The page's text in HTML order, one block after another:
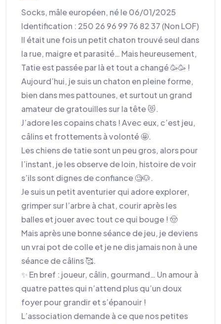
Socks, mâle européen, né le 06/01/2025
Identification : 250 26 96 99 76 82 37 (Non LOF)
Il était une fois un petit chaton trouvé seul dans
la rue, maigre et parasité… Mais heureusement,
Tatie est passée par là et tout a changé 🥳🥳 !
Aujourd’hui, je suis un chaton en pleine forme,
bien dans mes pattounes, et surtout un grand
amateur de gratouilles sur la tête 😻.
J’adore les copains chats ! Avec eux, c’est jeu,
câlins et frottements à volonté 🤩.
Les chiens de tatie sont un peu gros, alors pour
l’instant, je les observe de loin, histoire de voir
s’ils sont dignes de confiance 🧐🐶.
Je suis un petit aventurier qui adore explorer,
grimper sur l’arbre à chat, courir après les
balles et jouer avec tout ce qui bouge ! 🤠
Mais après une bonne séance de jeu, je deviens
un vrai pot de colle et je ne dis jamais non à une
séance de câlins 🥰.
✨ En bref : joueur, câlin, gourmand… Un amour à
quatre pattes qui n’attend plus qu’un doux
foyer pour grandir et s’épanouir !
L’association demande à ce que nos petites